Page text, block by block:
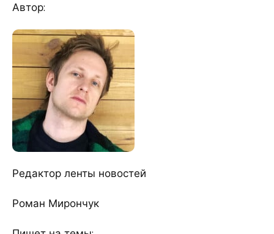
Автор:
Редактор ленты новостей
Роман Мирончук